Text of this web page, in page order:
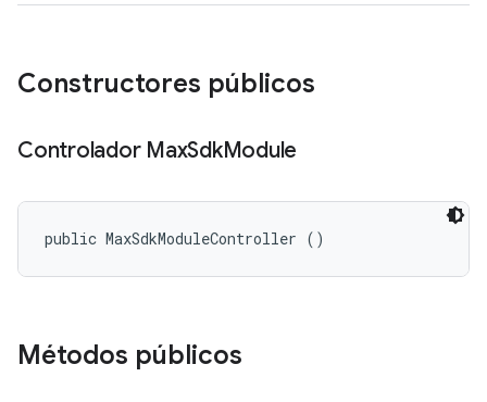
Constructores públicos
Controlador MaxSdkModule
public MaxSdkModuleController ()
Métodos públicos